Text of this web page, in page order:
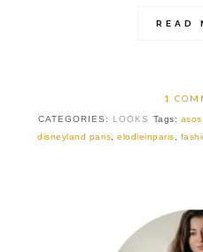
READ
1
CATEGORIES: LOOKS Tags: asos
disneyland paris,elodieinparis,